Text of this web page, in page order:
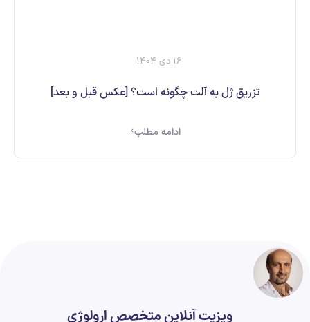
16 دی 1404
تزریق ژل به آلت چگونه است؟ [عکس قبل و بعد]
ادامه مطلب
ویزیت آنلاین متخصص ارولوژی